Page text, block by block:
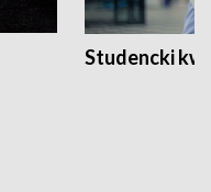
Studencki